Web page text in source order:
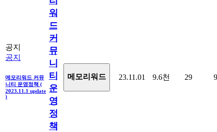
공지
공지
메모리워드 커뮤
니티 운영정책 (
2023.11.1 update
)
워
드
커
뮤
니
티
운
영
정
책
메모리워드 23.11.01 9.6천 29 9